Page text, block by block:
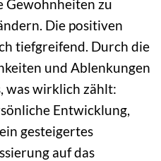
Gewohnheiten zu
Die positiven
tiefgreifend. Durch die
und Ablenkungen
was wirklich zählt:
Entwicklung,
gesteigertes
auf das